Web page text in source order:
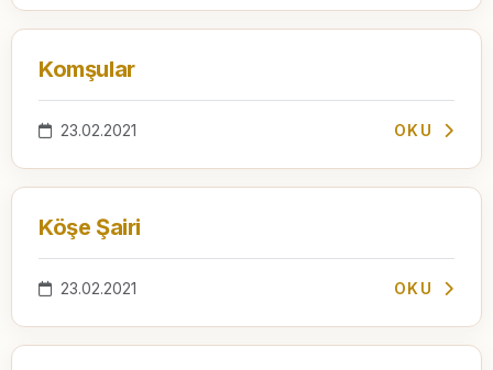
Komşular
23.02.2021 OKU
Köşe Şairi
23.02.2021 OKU